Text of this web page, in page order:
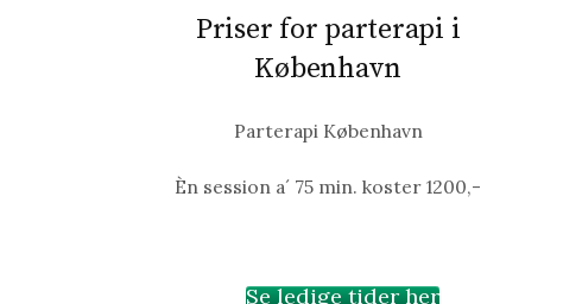
Priser for parterapi i
København
Parterapi København
Èn session a´ 75 min. koster 1200,-
Se ledige tider her